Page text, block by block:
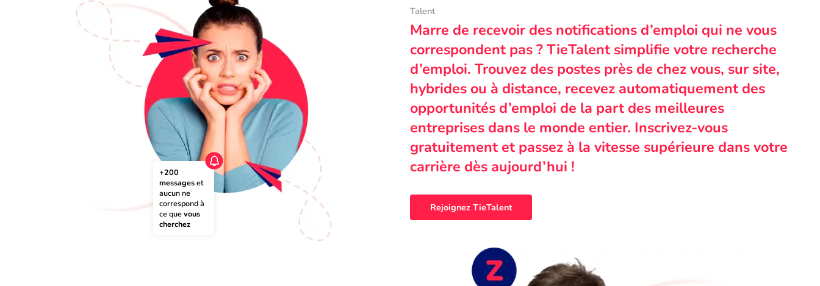
+200
messages et
aucun ne
correspond à
ce que vous
cherchez
Talent
Marre de recevoir des notifications d’emploi qui ne vous
correspondent pas ? TieTalent simplifie votre recherche
d’emploi. Trouvez des postes près de chez vous, sur site,
hybrides ou à distance, recevez automatiquement des
opportunités d’emploi de la part des meilleures
entreprises dans le monde entier. Inscrivez-vous
gratuitement et passez à la vitesse supérieure dans votre
carrière dès aujourd’hui !
Rejoignez TieTalent